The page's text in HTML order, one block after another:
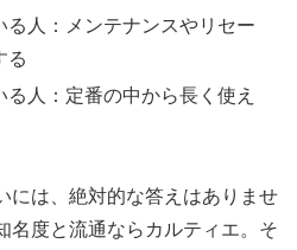
る人：メンテナンスやリセー
る
人：定番の中から長く使え
には、絶対的な答えはありませ
名度と流通ならカルティエ。そ